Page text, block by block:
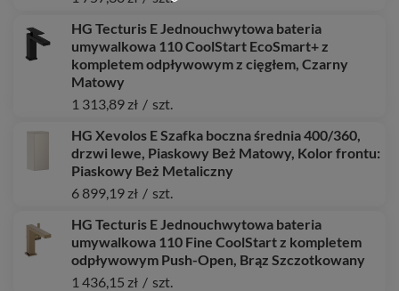
HG Tecturis E Jednouchwytowa bateria
umywalkowa 110 CoolStart EcoSmart+ z
kompletem odpływowym z cięgłem, Czarny
Matowy
1 313,89 zł / szt.
HG Xevolos E Szafka boczna średnia 400/360,
drzwi lewe, Piaskowy Beż Matowy, Kolor frontu:
Piaskowy Beż Metaliczny
6 899,19 zł / szt.
HG Tecturis E Jednouchwytowa bateria
umywalkowa 110 Fine CoolStart z kompletem
odpływowym Push-Open, Brąz Szczotkowany
1 436,15 zł / szt.